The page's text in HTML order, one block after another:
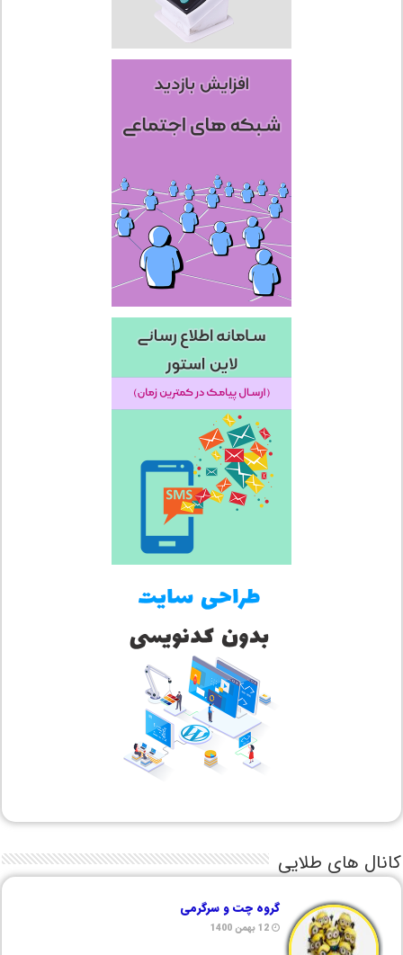
کانال های طلایی
گروه چت و سرگرمی
12 بهمن 1400